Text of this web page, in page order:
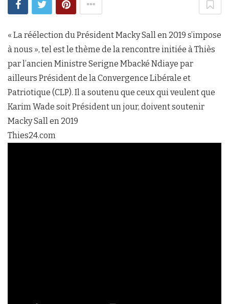
« La réélection du Président Macky Sall en 2019 s’impose
à nous », tel est le thème de la rencontre initiée à Thiès
par l’ancien Ministre Serigne Mbacké Ndiaye par
ailleurs Président de la Convergence Libérale et
Patriotique (CLP). Il a soutenu que ceux qui veulent que
Karim Wade soit Président un jour, doivent soutenir
Macky Sall en 2019
Thies24.com